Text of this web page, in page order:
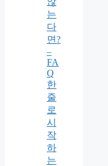
는
다
면?
–
FA
Q
한
줄
로
시
작
하
는